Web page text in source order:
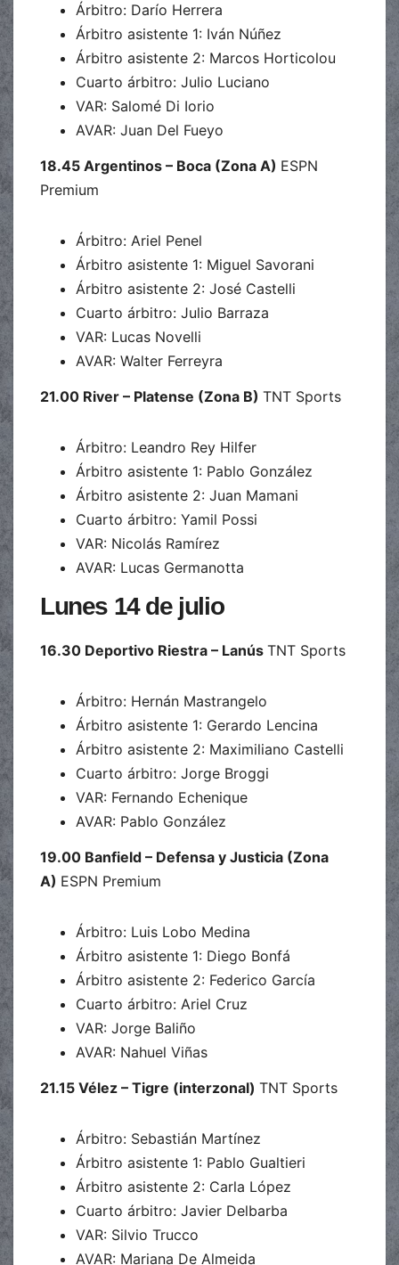
Árbitro: Darío Herrera
Árbitro asistente 1: Iván Núñez
Árbitro asistente 2: Marcos Horticolou
Cuarto árbitro: Julio Luciano
VAR: Salomé Di Iorio
AVAR: Juan Del Fueyo
18.45 Argentinos – Boca (Zona A) ESPN
Premium
Árbitro: Ariel Penel
Árbitro asistente 1: Miguel Savorani
Árbitro asistente 2: José Castelli
Cuarto árbitro: Julio Barraza
VAR: Lucas Novelli
AVAR: Walter Ferreyra
21.00 River – Platense (Zona B) TNT Sports
Árbitro: Leandro Rey Hilfer
Árbitro asistente 1: Pablo González
Árbitro asistente 2: Juan Mamani
Cuarto árbitro: Yamil Possi
VAR: Nicolás Ramírez
AVAR: Lucas Germanotta
Lunes 14 de julio
16.30 Deportivo Riestra – Lanús TNT Sports
Árbitro: Hernán Mastrangelo
Árbitro asistente 1: Gerardo Lencina
Árbitro asistente 2: Maximiliano Castelli
Cuarto árbitro: Jorge Broggi
VAR: Fernando Echenique
AVAR: Pablo González
19.00 Banfield – Defensa y Justicia (Zona
A) ESPN Premium
Árbitro: Luis Lobo Medina
Árbitro asistente 1: Diego Bonfá
Árbitro asistente 2: Federico García
Cuarto árbitro: Ariel Cruz
VAR: Jorge Baliño
AVAR: Nahuel Viñas
21.15 Vélez – Tigre (interzonal) TNT Sports
Árbitro: Sebastián Martínez
Árbitro asistente 1: Pablo Gualtieri
Árbitro asistente 2: Carla López
Cuarto árbitro: Javier Delbarba
VAR: Silvio Trucco
AVAR: Mariana De Almeida